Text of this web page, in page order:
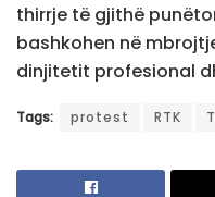
thirrje të gjithë
bashkohen në
dinjitetit profesional
Tags: protest RTK